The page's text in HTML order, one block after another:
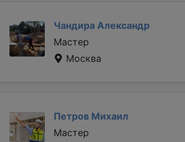
Чандира Александр
Мастер
Москва
Петров Михаил
Мастер